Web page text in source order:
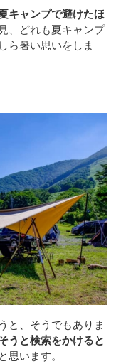
キャンプで避けたほ
、どれも夏キャンプ
ら暑い思いをしま
と、そうでもありま
うと検索をかけると
思います。